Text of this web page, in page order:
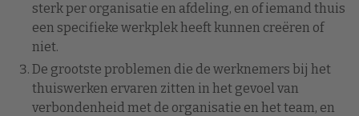
sterk per organisatie en afdeling, en of iemand thuis
een specifieke werkplek heeft kunnen creëren of
niet.
De grootste problemen die de werknemers bij het
thuiswerken ervaren zitten in het gevoel van
verbondenheid met de organisatie en het team, en